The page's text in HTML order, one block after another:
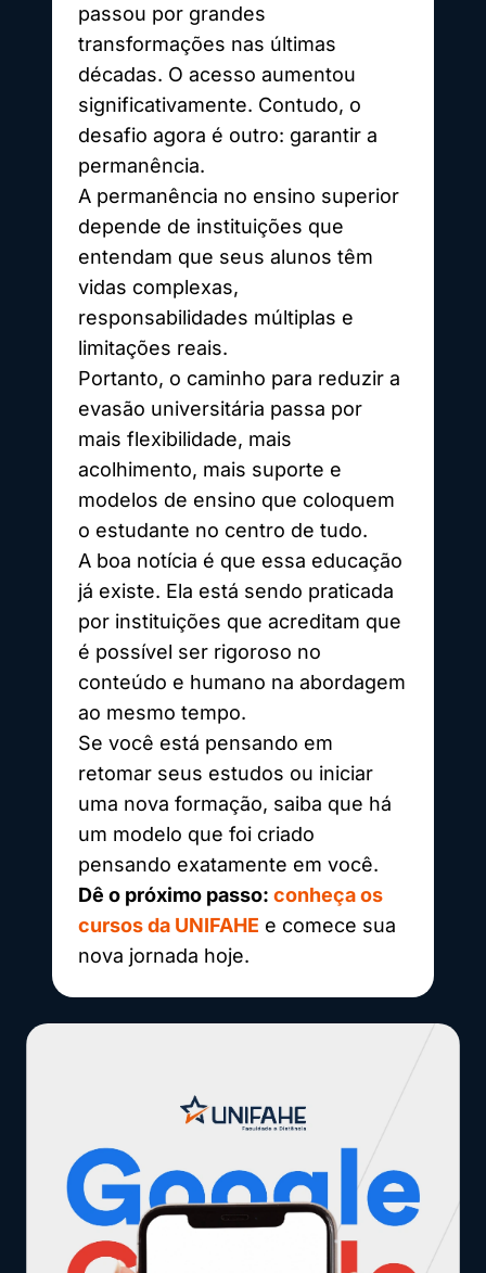
passou por grandes
transformações nas últimas
décadas. O acesso aumentou
significativamente. Contudo, o
desafio agora é outro: garantir a
permanência.
A permanência no ensino superior
depende de instituições que
entendam que seus alunos têm
vidas complexas,
responsabilidades múltiplas e
limitações reais.
Portanto, o caminho para reduzir a
evasão universitária passa por
mais flexibilidade, mais
acolhimento, mais suporte e
modelos de ensino que coloquem
o estudante no centro de tudo.
A boa notícia é que essa educação
já existe. Ela está sendo praticada
por instituições que acreditam que
é possível ser rigoroso no
conteúdo e humano na abordagem
ao mesmo tempo.
Se você está pensando em
retomar seus estudos ou iniciar
uma nova formação, saiba que há
um modelo que foi criado
pensando exatamente em você.
Dê o próximo passo: conheça os
cursos da UNIFAHE e comece sua
nova jornada hoje.